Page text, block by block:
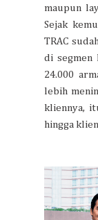
maupun
Sejak
TRAC
di segmen
24.000
lebih
kliennya,
hingga